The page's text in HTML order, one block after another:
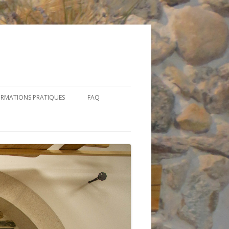
250”
ENTRÉE
PRATIQUES
NOS PRODUITS ?
FAQ